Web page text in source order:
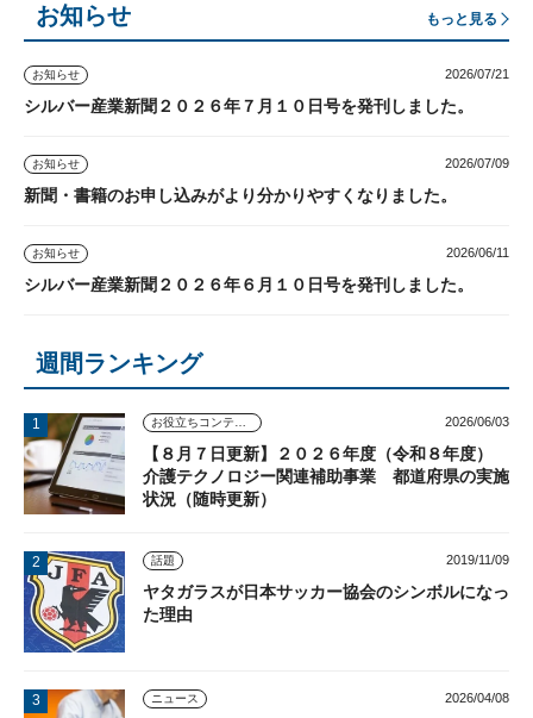
お知らせ もっと見る
お知らせ 2026/07/21
シルバー産業新聞２０２６年７月１０日号を発刊しました。
お知らせ 2026/07/09
新聞・書籍のお申し込みがより分かりやすくなりました。
お知らせ 2026/06/11
シルバー産業新聞２０２６年６月１０日号を発刊しました。
週間ランキング
2026/06/03
【８月７日更新】２０２６年度（令和８年度）
介護テクノロジー関連補助事業 都道府県の実施
状況（随時更新）
話題 2019/11/09
ヤタガラスが日本サッカー協会のシンボルになっ
た理由
ニュース 2026/04/08